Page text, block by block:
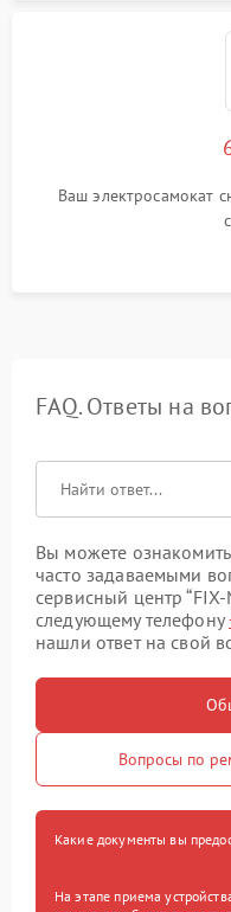
Ваш электросамокат
FAQ. Ответы на
Вы можете
часто задаваемыми
сервисный центр
следующему телефону
нашли ответ на свой
Вопросы по
Какие документы вы
На этапе приема